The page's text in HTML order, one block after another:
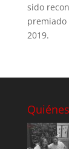
sido
premiado
2019.